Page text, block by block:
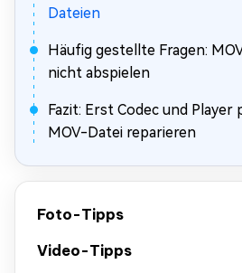
Dateien
Häufig gestellte Fragen:
nicht abspielen
Fazit: Erst Codec und Player
MOV-Datei reparieren
Foto-Tipps
Video-Tipps